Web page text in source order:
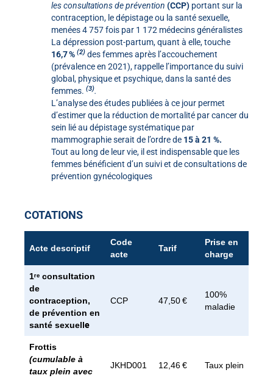
les consultations de prévention (CCP) portant sur la
contraception, le dépistage ou la santé sexuelle,
menées 4 757 fois par 1 172 médecins généralistes
La dépression post-partum, quant à elle, touche
16,7 % (2) des femmes après l’accouchement
(prévalence en 2021), rappelle l’importance du suivi
global, physique et psychique, dans la santé des
femmes. (3).
L’analyse des études publiées à ce jour permet
d’estimer que la réduction de mortalité par cancer du
sein lié au dépistage systématique par
mammographie serait de l’ordre de 15 à 21 %.
Tout au long de leur vie, il est indispensable que les
femmes bénéficient d’un suivi et de consultations de
prévention gynécologiques
COTATIONS
Acte descriptif
Code
acte
Tarif
Prise en
charge
1ʳᵉ consultation
de
contraception,
de prévention en
santé sexuelle
CCP 47,50 €
100%
maladie
Frottis
(cumulable à
taux plein avec
JKHD001 12,46 € Taux plein